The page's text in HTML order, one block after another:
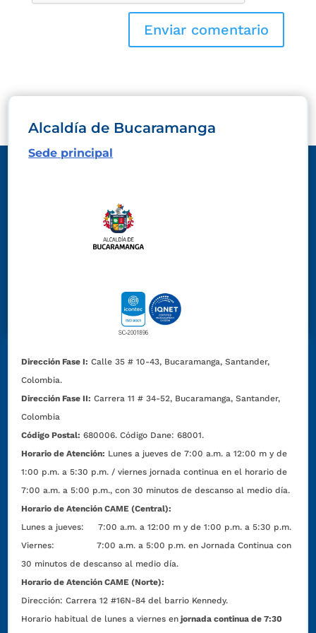
Alcaldía de Bucaramanga
Sede principal
Dirección Fase I: Calle 35 # 10-43, Bucaramanga, Santander,
Colombia.
Dirección Fase II: Carrera 11 # 34-52, Bucaramanga, Santander,
Colombia
Código Postal: 680006. Código Dane: 68001.
Horario de Atención: Lunes a jueves de 7:00 a.m. a 12:00 m y de
1:00 p.m. a 5:30 p.m. / viernes jornada continua en el horario de
7:00 a.m. a 5:00 p.m., con 30 minutos de descanso al medio día.
Horario de Atención CAME (Central):
Lunes a jueves: 7:00 a.m. a 12:00 m y de 1:00 p.m. a 5:30 p.m.
Viernes: 7:00 a.m. a 5:00 p.m. en Jornada Continua con
30 minutos de descanso al medio día.
Horario de Atención CAME (Norte):
Dirección:Carrera 12 #16N-84 del barrio Kennedy.
Horario habitual de lunes a viernes en jornada continua de 7:30